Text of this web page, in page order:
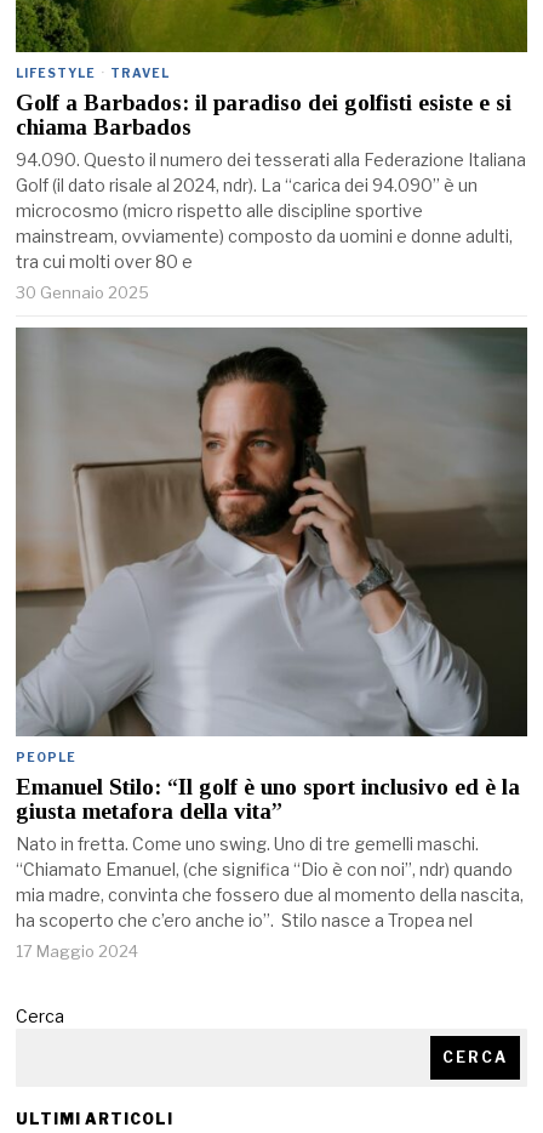
LIFESTYLE · TRAVEL
Golf a Barbados: il paradiso dei golfisti esiste e si
chiama Barbados
94.090. Questo il numero dei tesserati alla Federazione Italiana
Golf (il dato risale al 2024, ndr). La “carica dei 94.090” è un
microcosmo (micro rispetto alle discipline sportive
mainstream, ovviamente) composto da uomini e donne adulti,
tra cui molti over 80 e
30 Gennaio 2025
PEOPLE
Emanuel Stilo: “Il golf è uno sport inclusivo ed è la
giusta metafora della vita”
Nato in fretta. Come uno swing. Uno di tre gemelli maschi.
“Chiamato Emanuel, (che significa “Dio è con noi”, ndr) quando
mia madre, convinta che fossero due al momento della nascita,
ha scoperto che c’ero anche io”. Stilo nasce a Tropea nel
17 Maggio 2024
Cerca
CERCA
ULTIMI ARTICOLI